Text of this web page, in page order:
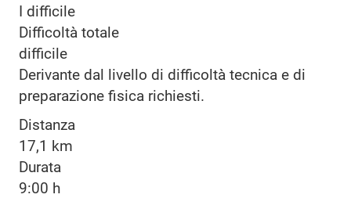
I difficile
Difficoltà totale
difficile
Derivante dal livello di difficoltà tecnica e di
preparazione fisica richiesti.
Distanza
17,1 km
Durata
9:00 h